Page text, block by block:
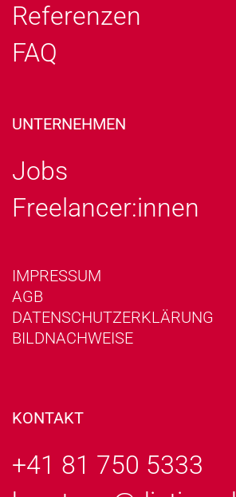
Referenzen
FAQ
UNTERNEHMEN
Jobs
Freelancer:innen
IMPRESSUM
AGB
DATENSCHUTZERKLÄRUNG
BILDNACHWEISE
KONTAKT
+41 81 750 5333